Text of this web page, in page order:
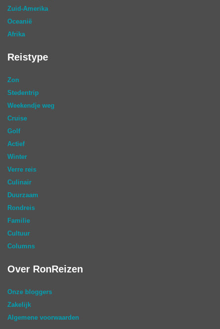
Zuid-Amerika
Oceanië
Afrika
Reistype
Zon
Stedentrip
Weekendje weg
Cruise
Golf
Actief
Winter
Verre reis
Culinair
Duurzaam
Rondreis
Familie
Cultuur
Columns
Over RonReizen
Onze bloggers
Zakelijk
Algemene voorwaarden